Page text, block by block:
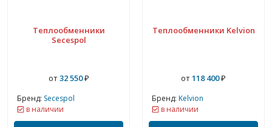
Теплообменники
Secespol
от32 550₽
Бренд: Secespol
в наличии
Теплообменники Kelvion
от118 400₽
Бренд: Kelvion
в наличии